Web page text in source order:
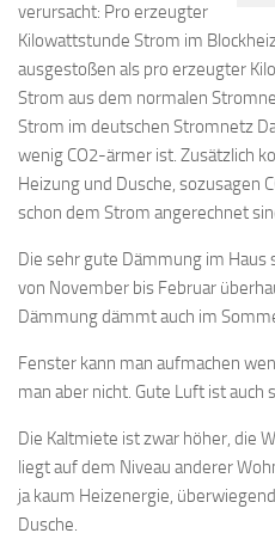
verursacht: Pro erzeugter
Kilowattstunde Strom im
ausgestoßen als pro erzeugter
Strom aus dem normalen
Strom im deutschen Stromnetz
wenig CO2-ärmer ist. Zusätzlich
Heizung und Dusche, sozusagen
schon dem Strom angerechnet
Die sehr gute Dämmung im Haus
von November bis Februar
Dämmung dämmt auch im
Fenster kann man aufmachen
man aber nicht. Gute Luft ist auch
Die Kaltmiete ist zwar höher, die
liegt auf dem Niveau anderer
ja kaum Heizenergie,
Dusche.